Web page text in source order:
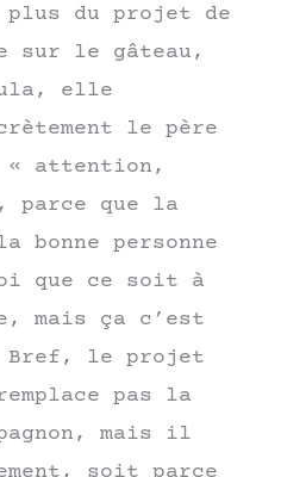
du projet de
sur le gâteau,
elle
le père
attention,
parce que la
bonne personne
que ce soit à
mais ça c’est
Bref, le projet
pas la
mais il
soit parce